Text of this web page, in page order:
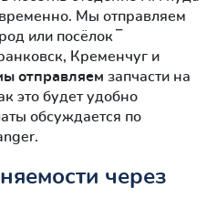
Мы отправляем
или посёлок ‾
Кременчуг и
отправляем запчасти на
это будет удобно
обсуждается по
через